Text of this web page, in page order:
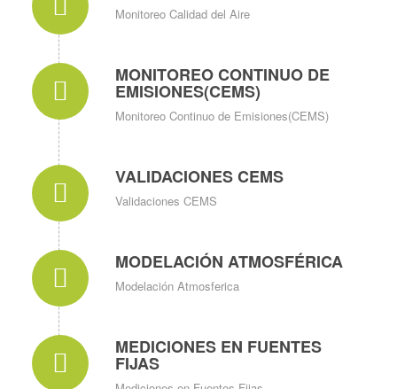
Monitoreo Calidad del Aire
MONITOREO CONTINUO DE
EMISIONES(CEMS)
Monitoreo Continuo de Emisiones(CEMS)
VALIDACIONES CEMS
Validaciones CEMS
MODELACIÓN ATMOSFÉRICA
Modelación Atmosferica
MEDICIONES EN FUENTES
FIJAS